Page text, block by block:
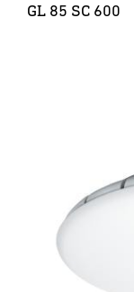
GL 85 SC 600